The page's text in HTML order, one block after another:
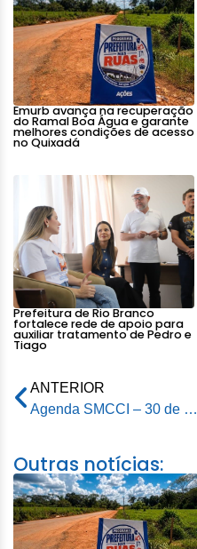
Emurb avança na recuperação
do Ramal Boa Água e garante
melhores condições de acesso
no Quixadá
Prefeitura de Rio Branco
fortalece rede de apoio para
auxiliar tratamento de Pedro e
Tiago
ANTERIOR
Agenda SMCCI – 30 de junho de 2026
Outras notícias: